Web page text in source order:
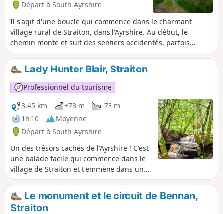
Départ à South Ayrshire
Il s'agit d'une boucle qui commence dans le charmant
village rural de Straiton, dans l'Ayrshire. Au début, le
chemin monte et suit des sentiers accidentés, parfois
envahis par la végétation et boueux, à travers une zone
boisée. Profitez de la vue imprenable sur le village et les
collines de Galloway au loin. Le retour à Straiton se fait sur
des terrains variés, notamment des chemins agricoles, des
champs herbeux et des routes goudronnées.
Lady Hunter Blair, Straiton
Professionnel du tourisme
3,45 km
+73 m
-73 m
1h 10
Moyenne
Départ à South Ayrshire
Un des trésors cachés de l'Ayrshire ! C'est
une balade facile qui commence dans le
village de Straiton et t'emmène dans un
vallon boisé pour découvrir des cascades
étonnamment spectaculaires.
Le monument et le circuit de Bennan,
Straiton